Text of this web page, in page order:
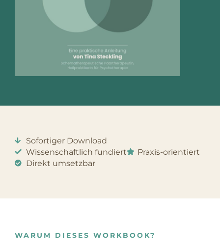
Sofortiger Download
Wissenschaftlich fundiert
Praxis-orientiert
Direkt umsetzbar
WARUM DIESES WORKBOOK?